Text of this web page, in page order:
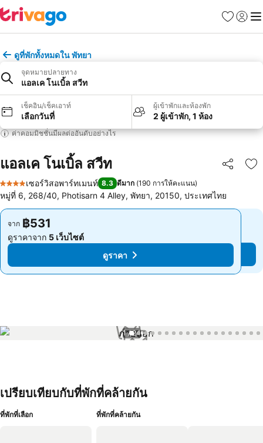
รายการโป
เข้าสู่ร
เมนู
ดูที่พักทั้งหมดใน พัทยา
จุดหมายปลายทาง
แอลเค โนเบิ้ล สวีท
เช็คอิน/เช็คเอาท์
เลือกวันที่
ผู้เข้าพักและห้องพัก
2 ผู้เข้าพัก, 1 ห้อง
ค่าคอมมิชชั่นมีผลต่ออันดับอย่างไร
แอลเค โนเบิ้ล สวีท แชร์
เ
4 ดาว
เซอร์วิสอพาร์ทเมนท์ 8.3 ดีมาก (190 การให้คะแนน)
หมู่ที่ 6, 268/40, Photisarn 4 Alley, พัทยา, 20150, ประเทศไทย
จาก ฿531
ดูราคาจาก 5 เว็บไซต์
ดูราคา
จาก ฿531
ดูราคาจาก 5 เว็บไซต์
ดูราคา
1 / 24
เปรียบเทียบกับที่พักที่คล้ายกัน
ที่พักที่เลือก ที่พักที่คล้ายกัน